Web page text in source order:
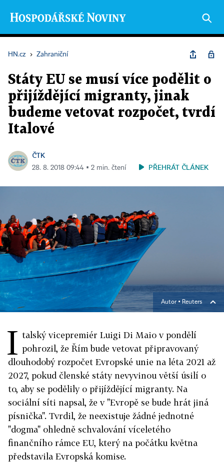
HN.cz › Zahraniční
Státy EU se musí více podělit o
přijíždějící migranty, jinak
budeme vetovat rozpočet, tvrdí
Italové
ČTK
28. 8. 2018 09:44 ▪ 2 min. čtení PŘEHRÁT ČLÁNEK
Autor ▪ Reuters
I talský vicepremiér Luigi Di Maio v pondělí
pohrozil, že Řím bude vetovat připravovaný
dlouhodobý rozpočet Evropské unie na léta 2021 až
2027, pokud členské státy nevyvinou větší úsilí o
to, aby se podělily o přijíždějící migranty. Na
sociální síti napsal, že v "Evropě se bude hrát jiná
písnička". Tvrdil, že neexistuje žádné jednotné
"dogma" ohledně schvalování víceletého
finančního rámce EU, který na počátku května
představila Evropská komise.